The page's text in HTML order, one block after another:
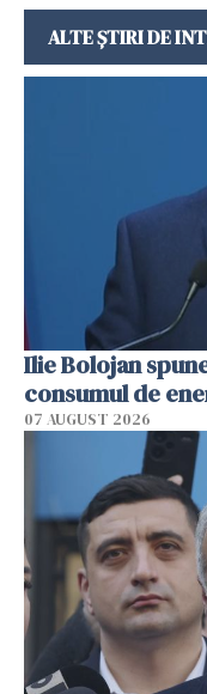
ALTE ȘTIRI DE
Ilie Bolojan
consumul de
07 AUGUST 2026